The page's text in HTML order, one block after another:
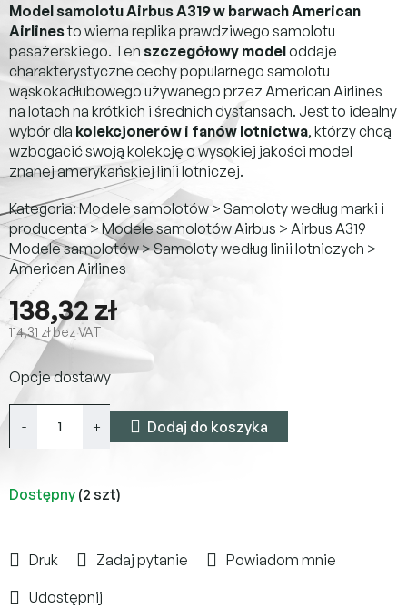
138,32 zł
114,31 zł bez VAT
Cena
jednostkowa:
Dostępny (2 szt)
Opcje dostawy
Dodaj do koszyka
Model samolotu Airbus A319 w barwach American
Airlinesto wierna replika prawdziwego samolotu
pasażerskiego. Ten szczegółowy modeloddaje
charakterystyczne cechy popularnego samolotu
wąskokadłubowego używanego przez American Airlines
na lotach na krótkich i średnich dystansach. Jest to idealny
wybór dla kolekcjonerów i fanów lotnictwa, którzy chcą
wzbogacić swoją kolekcję o wysokiej jakości model
znanej amerykańskiej linii lotniczej.
Kategoria: Modele samolotów > Samoloty według marki i
producenta > Modele samolotów Airbus > Airbus A319
Modele samolotów > Samoloty według linii lotniczych >
American Airlines
Druk Zadaj pytanie Powiadom mnie
Udostępnij